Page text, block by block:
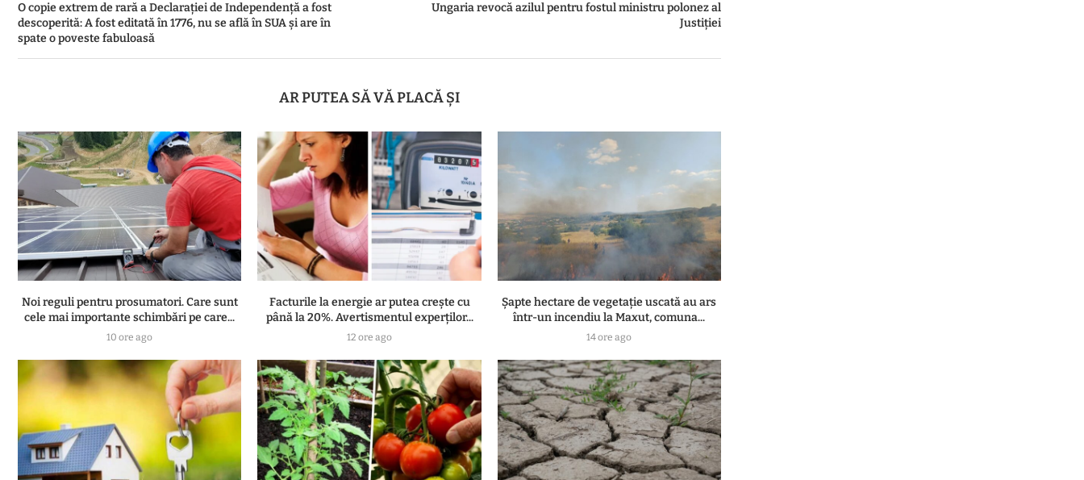
O copie extrem de rară a Declarației de Independență a fost
descoperită: A fost editată în 1776, nu se află în SUA și are în
spate o poveste fabuloasă
Ungaria revocă azilul pentru fostul ministru polonez al
Justiției
AR PUTEA SĂ VĂ PLACĂ ȘI
Noi reguli pentru prosumatori. Care sunt
cele mai importante schimbări pe care...
10 ore ago
Facturile la energie ar putea crește cu
până la 20%. Avertismentul experților...
12 ore ago
Șapte hectare de vegetație uscată au ars
într-un incendiu la Maxut, comuna...
14 ore ago